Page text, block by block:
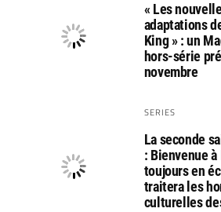
« Les
adaptations
King » : un
hors-série
novembre
SERIES
La seconde
: Bienvenue à
toujours en
traitera les
culturelles